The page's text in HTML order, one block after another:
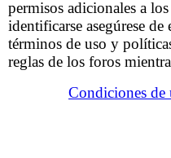
permisos adicionales a
identificarse asegúrese
términos de uso y
reglas de los foros
Condiciones de